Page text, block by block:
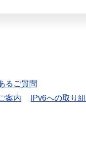
るご質問
案内
IPv6への取り